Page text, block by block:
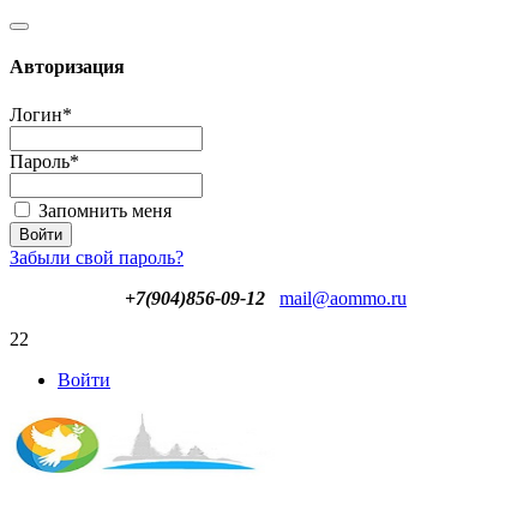
Авторизация
Логин*
Пароль*
Запомнить меня
Забыли свой пароль?
+7(904)856-09-12
mail@aommo.ru
22
Войти